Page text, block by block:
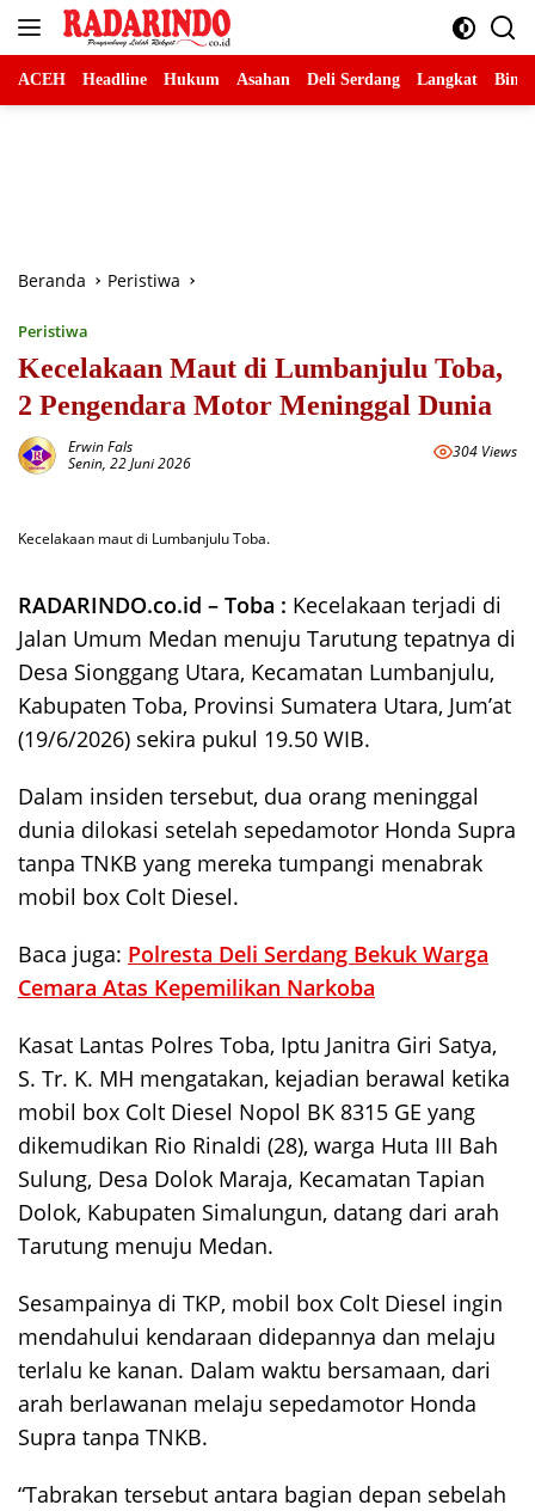
Langsung
ACEH Headline Hukum Asahan Deli Serdang Langkat
Beranda Peristiwa
Peristiwa
Kecelakaan Maut di Lumbanjulu Toba,
2 Pengendara Motor Meninggal Dunia
Erwin Fals
Senin, 22 Juni 2026
304 Views
Kecelakaan maut di Lumbanjulu Toba.
RADARINDO.co.id – Toba : Kecelakaan terjadi di
Jalan Umum Medan menuju Tarutung tepatnya di
Desa Sionggang Utara, Kecamatan Lumbanjulu,
Kabupaten Toba, Provinsi Sumatera Utara, Jum’at
(19/6/2026) sekira pukul 19.50 WIB.
Dalam insiden tersebut, dua orang meninggal
dunia dilokasi setelah sepedamotor Honda Supra
tanpa TNKB yang mereka tumpangi menabrak
mobil box Colt Diesel.
Baca juga: Polresta Deli Serdang Bekuk Warga
Cemara Atas Kepemilikan Narkoba
Kasat Lantas Polres Toba, Iptu Janitra Giri Satya,
S. Tr. K. MH mengatakan, kejadian berawal ketika
mobil box Colt Diesel Nopol BK 8315 GE yang
dikemudikan Rio Rinaldi (28), warga Huta III Bah
Sulung, Desa Dolok Maraja, Kecamatan Tapian
Dolok, Kabupaten Simalungun, datang dari arah
Tarutung menuju Medan.
Sesampainya di TKP, mobil box Colt Diesel ingin
mendahului kendaraan didepannya dan melaju
terlalu ke kanan. Dalam waktu bersamaan, dari
arah berlawanan melaju sepedamotor Honda
Supra tanpa TNKB.
“Tabrakan tersebut antara bagian depan sebelah